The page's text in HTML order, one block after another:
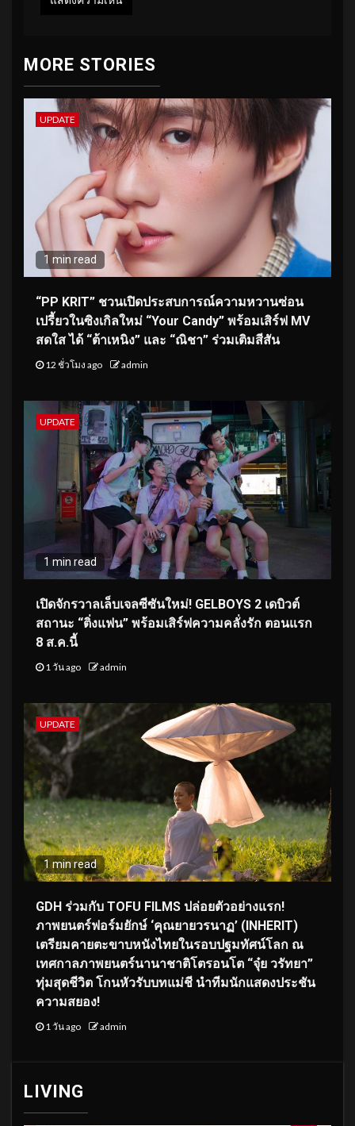
MORE STORIES
UPDATE
1 min read
“PP KRIT” ชวนเปิดประสบการณ์ความหวานซ่อน
เปรี้ยวในซิงเกิลใหม่ “Your Candy” พร้อมเสิร์ฟ MV
สดใส ได้ “ต้าเหนิง” และ “ณิชา” ร่วมเติมสีสัน
12 ชั่วโมง ago admin
UPDATE
1 min read
เปิดจักรวาลเล็บเจลซีซันใหม่! GELBOYS 2 เดบิวต์
สถานะ “ติ่งแฟน” พร้อมเสิร์ฟความคลั่งรัก ตอนแรก
8 ส.ค.นี้
1 วัน ago admin
UPDATE
1 min read
GDH ร่วมกับ TOFU FILMS ปล่อยตัวอย่างแรก!
ภาพยนตร์ฟอร์มยักษ์ ‘คุณยายวรนาฏ’ (INHERIT)
เตรียมคายตะขาบหนังไทยในรอบปฐมทัศน์โลก ณ
เทศกาลภาพยนตร์นานาชาติโตรอนโต “จุ๋ย วรัทยา”
ทุ่มสุดชีวิต โกนหัวรับบทแม่ชี นำทีมนักแสดงประชัน
ความสยอง!
1 วัน ago admin
LIVING